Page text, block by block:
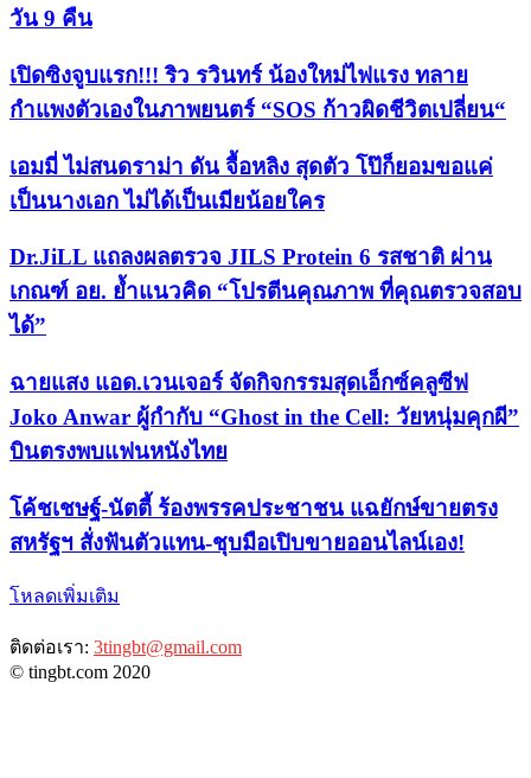
วัน 9 คืน
เปิดซิงจูบแรก!!! ริว รวินทร์ น้องใหม่ไฟแรง ทลาย
กำแพงตัวเองในภาพยนตร์ “SOS ก้าวผิดชีวิตเปลี่ยน“
เอมมี่ ไม่สนดราม่า ดัน จื้อหลิง สุดตัว โป๊ก็ยอมขอแค่
เป็นนางเอก ไม่ได้เป็นเมียน้อยใคร
Dr.JiLL แถลงผลตรวจ JILS Protein 6 รสชาติ ผ่าน
เกณฑ์ อย. ย้ำแนวคิด “โปรตีนคุณภาพ ที่คุณตรวจสอบ
ได้”
ฉายแสง แอด.เวนเจอร์ จัดกิจกรรมสุดเอ็กซ์คลูซีฟ
Joko Anwar ผู้กำกับ “Ghost in the Cell: วัยหนุ่มคุกผี”
บินตรงพบแฟนหนังไทย
​โค้ชเชษฐ์-นัตตี้ ร้องพรรคประชาชน แฉยักษ์ขายตรง
สหรัฐฯ สั่งฟันตัวแทน-ชุบมือเปิบขายออนไลน์เอง!
โหลดเพิ่มเติม
ติดต่อเรา: 3tingbt@gmail.com
© tingbt.com 2020